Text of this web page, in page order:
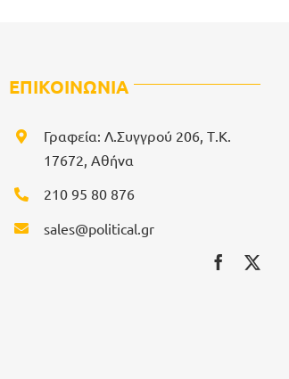
ΕΠΙΚΟΙΝΩΝΙΑ
Γραφεία: Λ.Συγγρού 206, Τ.Κ.
17672, Αθήνα
210 95 80 876
sales@political.gr